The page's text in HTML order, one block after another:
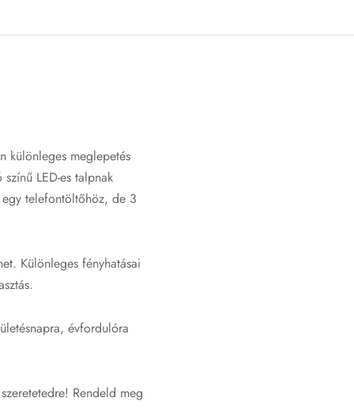
különleges meglepetés
LED-es talpnak
egy telefontöltőhöz, de 3
Különleges fényhatásai
évfordulóra
Rendeld meg